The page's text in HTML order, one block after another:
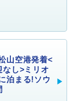
山空港発着<
し>ミリオ
泊まる!ソウ